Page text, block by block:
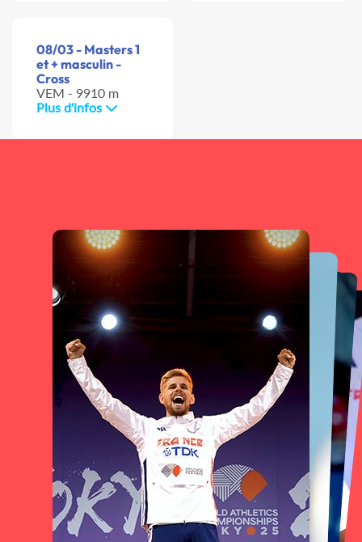
08/03 - Masters 1
et + masculin -
Cross
VEM - 9910 m
Plus d'infos